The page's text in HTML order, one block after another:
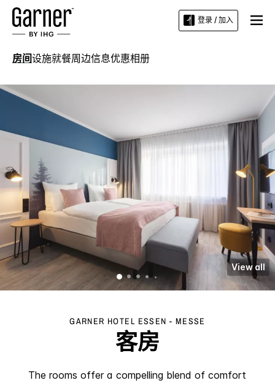
登录 / 加入
房间设施就餐周边信息优惠相册
View all
GARNER HOTEL ESSEN - MESSE
客房
The rooms offer a compelling blend of comfort